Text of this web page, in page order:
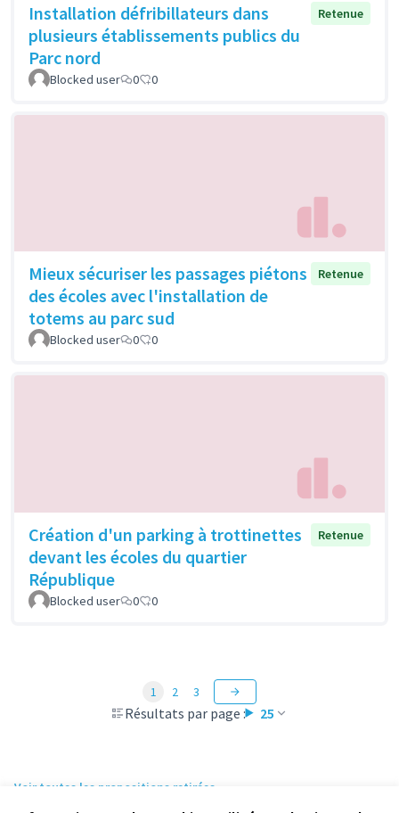
Installation défribillateurs dans
plusieurs établissements publics du
Parc nord
Retenue
Blocked user 0 0
Mieux sécuriser les passages piétons
des écoles avec l'installation de
totems au parc sud
Retenue
Blocked user 0 0
Création d'un parking à trottinettes
devant les écoles du quartier
République
Retenue
Blocked user 0 0
Résultats par page : 25
1 2 3
Voir toutes les propositions retirées